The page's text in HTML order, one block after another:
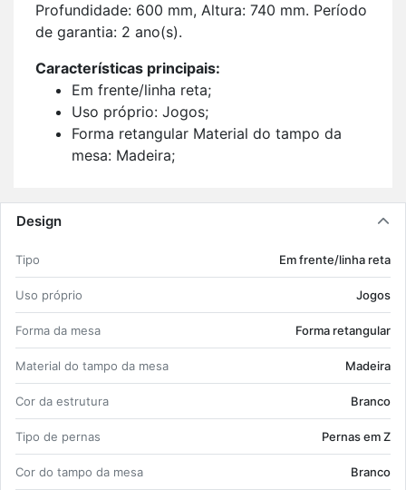
Pro­fun­di­dade: 600 mm, Al­tura: 740 mm. Pe­ríodo
de ga­rantia: 2 ano(s).
Ca­rac­te­rís­ticas prin­ci­pais:
Em frente/linha reta;
Uso pró­prio: Jogos;
Forma re­tan­gular Ma­te­rial do tampo da
mesa: Ma­deira;
Gestão me­lho­rada de cabos Su­porte para
Design
Tipo Em frente/linha reta
Uso pró­prio Jogos
Forma da mesa Forma re­tan­gular
Ma­te­rial do tampo da mesa Ma­deira
Cor da es­tru­tura Branco
Tipo de pernas Pernas em Z
Cor do tampo da mesa Branco